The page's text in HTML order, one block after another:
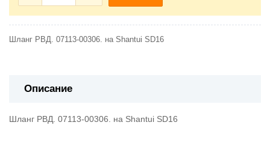
Шланг РВД. 07113-00306. на Shantui SD16
Описание
Шланг РВД. 07113-00306. на Shantui SD16